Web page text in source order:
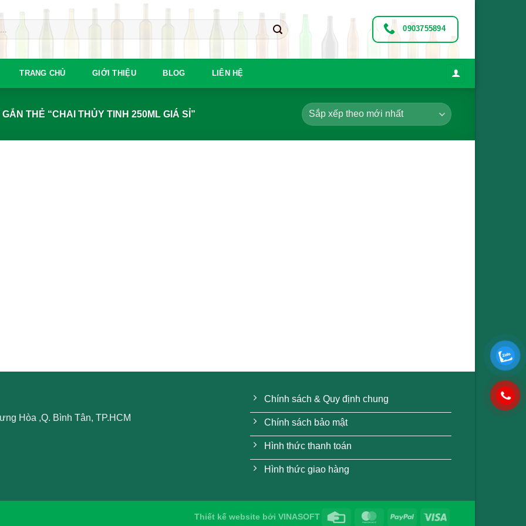
0903755894
TRANG CHỦ GIỚI THIỆU BLOG LIÊN HỆ
THẺ “CHAI THỦY TINH 250ML GIÁ SỈ”
Hòa ,Q. Bình Tân, TP.HCM
Chính sách & Quy định chung
Chính sách bảo mật
Hình thức thanh toán
Hình thức giao hàng
Thiết kế website bởi VINASOFT